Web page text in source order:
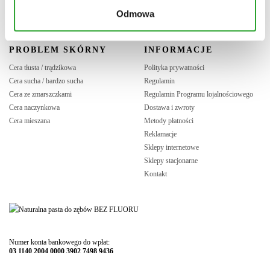
Odmowa
PROBLEM SKÓRNY
Cera tłusta / trądzikowa
Cera sucha / bardzo sucha
Cera ze zmarszczkami
Cera naczynkowa
Cera mieszana
INFORMACJE
Polityka prywatności
Regulamin
Regulamin Programu lojalnościowego
Dostawa i zwroty
Metody płatności
Reklamacje
Sklepy internetowe
Sklepy stacjonarne
Kontakt
Numer konta bankowego do wpłat:
03 1140 2004 0000 3902 7498 9436